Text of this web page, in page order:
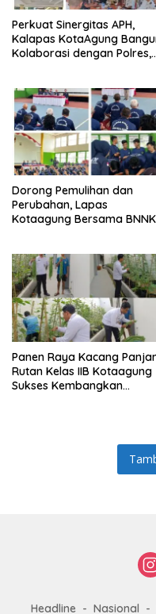
Perkuat Sinergitas APH,
Kalapas KotaAgung
Kolaborasi dengan Polres,
Lapas
Dorong Pemulihan dan
Perubahan, Lapas
Kotaagung Bersama BNNK
Panen Raya Kacang
Rutan Kelas IIB Kotaagung
Sukses Kembangkan
Headline Nasional